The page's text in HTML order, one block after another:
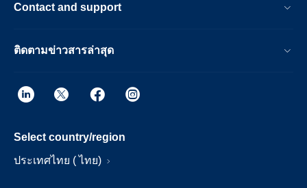
Contact and support
ติดตามข่าวสารล่าสุด
Select country/region
ประเทศไทย ( ไทย)